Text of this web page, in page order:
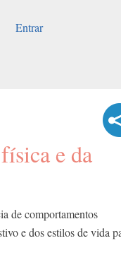
Entrar
e da
de comportamentos
e dos estilos de vida